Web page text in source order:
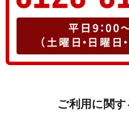
ご利用に関